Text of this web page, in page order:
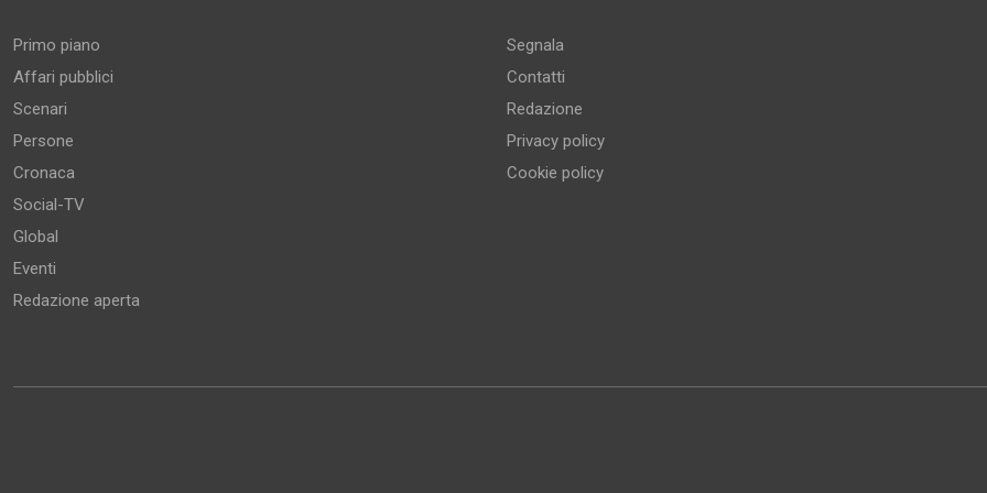
Primo piano
Affari pubblici
Scenari
Persone
Cronaca
Social-TV
Global
Eventi
Redazione aperta
Segnala
Contatti
Redazione
Privacy policy
Cookie policy